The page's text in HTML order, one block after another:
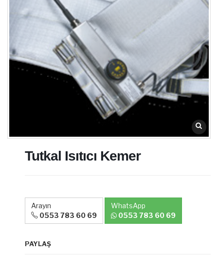
Tutkal Isıtıcı Kemer
Arayın
0553 783 60 69
WhatsApp
0553 783 60 69
PAYLAŞ